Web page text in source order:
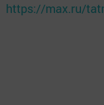
https://max.ru/